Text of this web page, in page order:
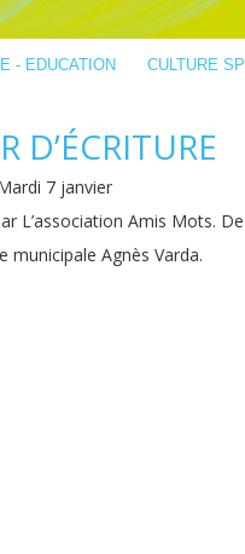
- EDUCATION CULTURE
D’ÉCRITURE
7 janvier
L’association Amis Mots.
municipale Agnès Varda.